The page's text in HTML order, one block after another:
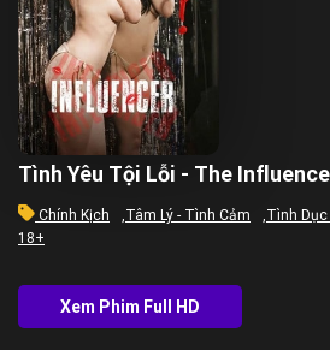
Tình Yêu Tội Lỗi - The
Chính Kịch ,Tâm Lý - Tình Cảm ,Tình Dục
18+